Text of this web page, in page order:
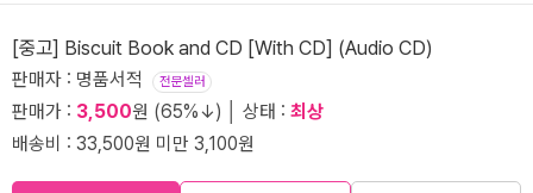
[중고] Biscuit Book and CD [With CD] (Audio CD)
판매자 : 명품서적 전문셀러
판매가 : 3,500원 (65%↓) │ 상태 : 최상
배송비 : 33,500원 미만 3,100원